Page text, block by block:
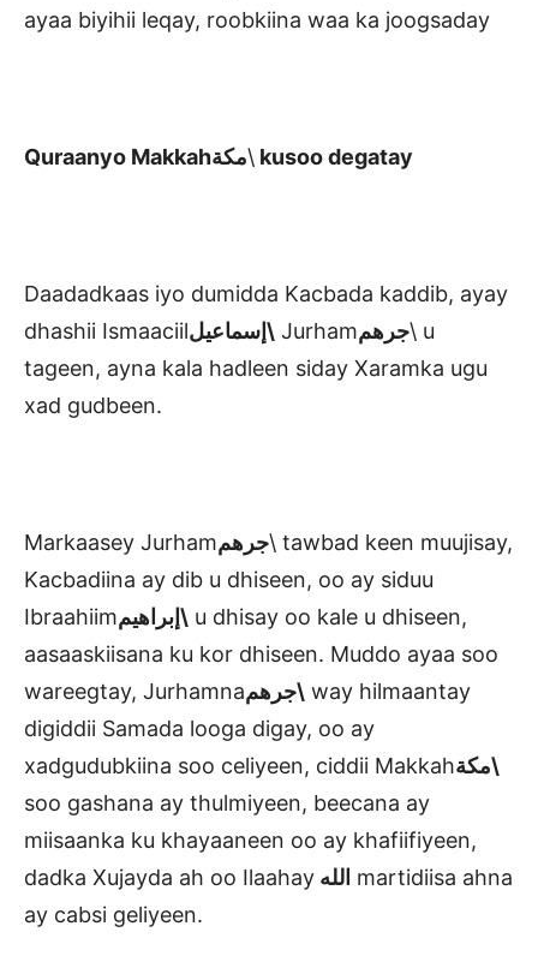
ayaa biyihii leqay, roobkiina waa ka joogsaday
Quraanyo Makkahمكة\ kusoo degatay
Daadadkaas iyo dumidda Kacbada kaddib, ayay
dhashii Ismaaciil
إسماعيل\ Jurhamجرهم\ u
tageen, ayna kala hadleen siday Xaramka ugu
xad gudbeen.
Markaasey Jurhamجرهم\ tawbad keen muujisay,
Kacbadiina ay dib u dhiseen, oo ay siduu
Ibraahiim
إبراهيم\ u dhisay oo kale u dhiseen,
aasaaskiisana ku kor dhiseen. Muddo ayaa soo
wareegtay, Jurhamna
جرهم\ way hilmaantay
digiddii Samada looga digay, oo ay
xadgudubkiina soo celiyeen, ciddii Makkah
مكة\
soo gashana ay thulmiyeen, beecana ay
miisaanka ku khayaaneen oo ay khafiifiyeen,
dadka Xujayda ah oo Ilaahay الله martidiisa ahna
ay cabsi geliyeen.